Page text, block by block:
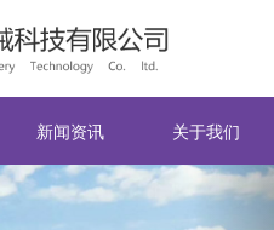
新闻资讯 关于我们